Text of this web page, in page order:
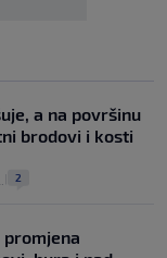
a na površinu
brodovi i kosti
2